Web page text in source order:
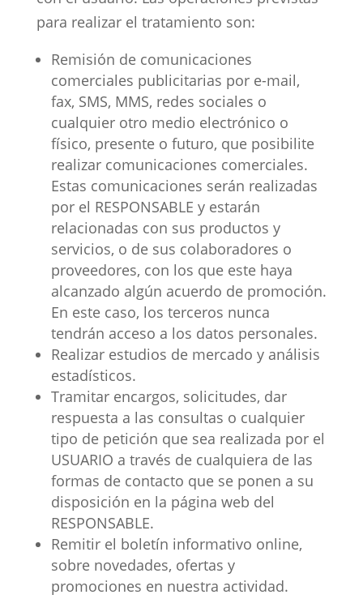
para realizar el tratamiento son:
Remisión de comunicaciones
comerciales publicitarias por e-mail,
fax, SMS, MMS, redes sociales o
cualquier otro medio electrónico o
físico, presente o futuro, que posibilite
realizar comunicaciones comerciales.
Estas comunicaciones serán realizadas
por el RESPONSABLE y estarán
relacionadas con sus productos y
servicios, o de sus colaboradores o
proveedores, con los que este haya
alcanzado algún acuerdo de promoción.
En este caso, los terceros nunca
tendrán acceso a los datos personales.
Realizar estudios de mercado y análisis
estadísticos.
Tramitar encargos, solicitudes, dar
respuesta a las consultas o cualquier
tipo de petición que sea realizada por el
USUARIO a través de cualquiera de las
formas de contacto que se ponen a su
disposición en la página web del
RESPONSABLE.
Remitir el boletín informativo online,
sobre novedades, ofertas y
promociones en nuestra actividad.